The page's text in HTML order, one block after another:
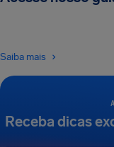
Receba dicas
Saiba mais